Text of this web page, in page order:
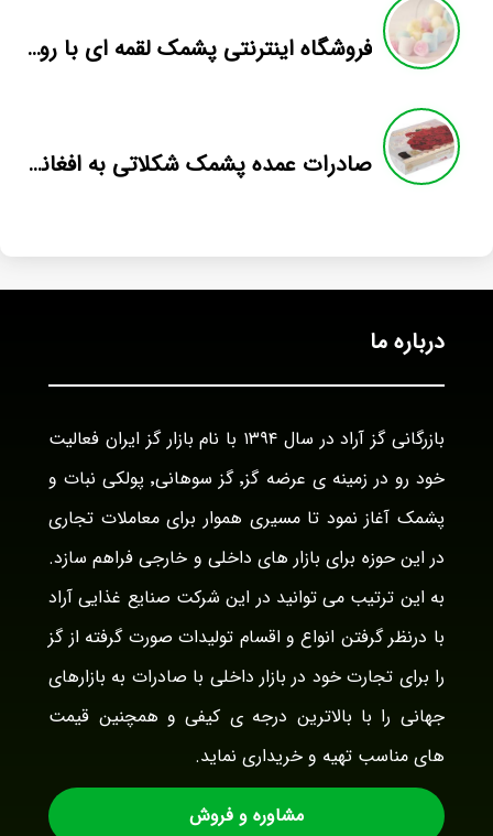
فروشگاه اینترنتی پشمک لقمه ای با روکش شیری
صادرات عمده پشمک شکلاتی به افغانستان
درباره ما
بازرگانی گز آراد در سال ۱۳۹۴ با نام بازار گز ایران فعالیت
خود رو در زمینه ی عرضه گز٬ گز سوهانی٬ پولکی نبات و
پشمک آغاز نمود تا مسیری هموار برای معاملات تجاری
در این حوزه برای بازار های داخلی و خارجی فراهم سازد.
به این ترتیب می توانید در این شرکت صنایع غذایی آراد
با درنظر گرفتن انواع و اقسام تولیدات صورت گرفته از گز
را برای تجارت خود در بازار داخلی با صادرات به بازارهای
جهانی را با بالاترین درجه ی کیفی و همچنین قیمت
های مناسب تهیه و خریداری نماید.
مشاوره و فروش